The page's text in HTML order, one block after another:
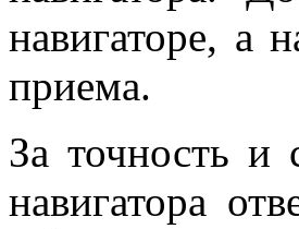
навигаторе, а
приема.
За точность и
навигатора